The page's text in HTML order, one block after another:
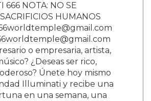
666 NOTA: NO SE
HUMANOS
o empresaria, artista,
¿Deseas ser rico,
Únete hoy mismo
Illuminati y recibe una
en una semana, una